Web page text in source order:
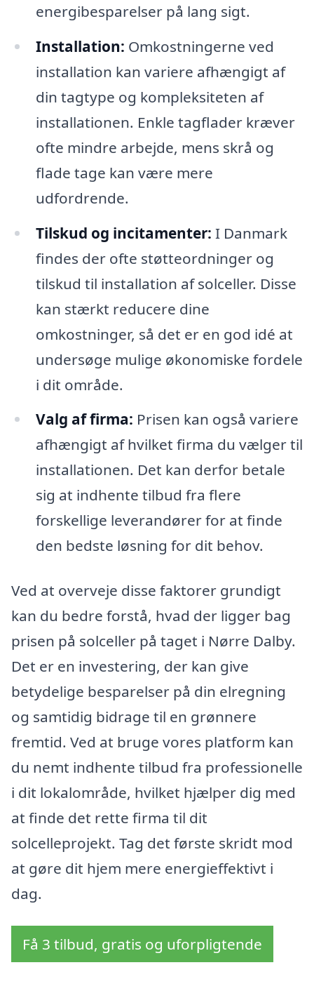
energibesparelser på lang sigt.
Installation: Omkostningerne ved
installation kan variere afhængigt af
din tagtype og kompleksiteten af
installationen. Enkle tagflader kræver
ofte mindre arbejde, mens skrå og
flade tage kan være mere
udfordrende.
Tilskud og incitamenter: I Danmark
findes der ofte støtteordninger og
tilskud til installation af solceller. Disse
kan stærkt reducere dine
omkostninger, så det er en god idé at
undersøge mulige økonomiske fordele
i dit område.
Valg af firma: Prisen kan også variere
afhængigt af hvilket firma du vælger til
installationen. Det kan derfor betale
sig at indhente tilbud fra flere
forskellige leverandører for at finde
den bedste løsning for dit behov.
Ved at overveje disse faktorer grundigt
kan du bedre forstå, hvad der ligger bag
prisen på solceller på taget i Nørre Dalby.
Det er en investering, der kan give
betydelige besparelser på din elregning
og samtidig bidrage til en grønnere
fremtid. Ved at bruge vores platform kan
du nemt indhente tilbud fra professionelle
i dit lokalområde, hvilket hjælper dig med
at finde det rette firma til dit
solcelleprojekt. Tag det første skridt mod
at gøre dit hjem mere energieffektivt i
dag.
Få 3 tilbud, gratis og uforpligtende